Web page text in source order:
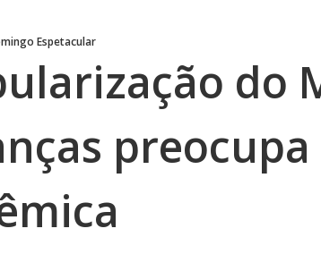
Espetacular
do
preocupa